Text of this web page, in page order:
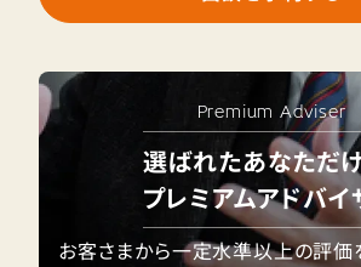
Premium Adviser
選ばれたあなただ
プレミアムアドバイ
お客さまから一定水準以上の評価